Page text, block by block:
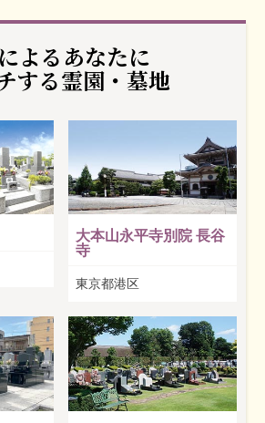
よるあなたに
する霊園・墓地
大本山永平寺別院 長谷
寺
東京都港区